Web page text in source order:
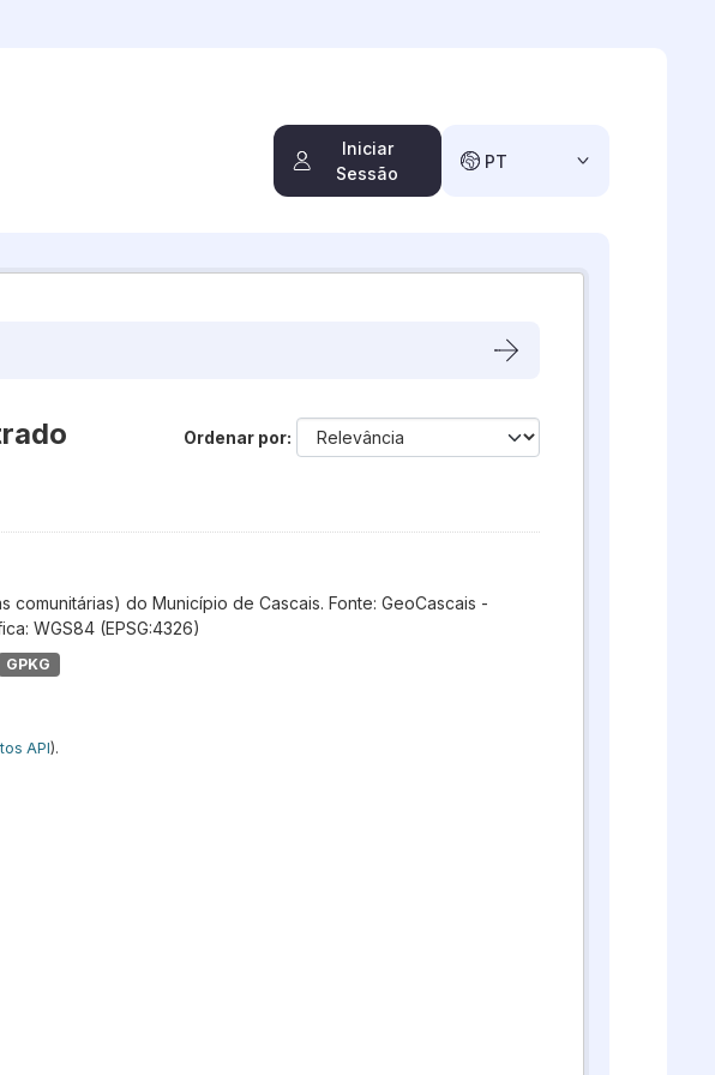
Iniciar
Sessão
PT
Ordenar por
do Município de Cascais. Fonte: GeoCascais -
WGS84 (EPSG:4326)
GPKG
API).